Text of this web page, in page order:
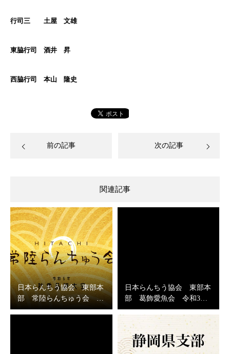
行司三 土屋 文雄
東脇行司 酒井 昇
西脇行司 本山 隆史
前の記事 次の記事
関連記事
日本らんちう協会 東部本
部 常陸らんちゅう会 …
日本らんちう協会 東部本
部 葛飾愛魚会 令和3…